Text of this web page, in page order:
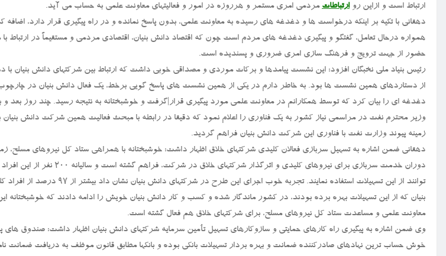
ارتباط است و ازاین روارتباطاتمردمی امری مستمر و هرروزه در امور و فعالیتهای معاونت علمی به حساب می آید.
دهقانی با تکیه بر اینکه درخواست ها و دغدغه های رسیده به معاونت علمی، بدون پاسخ نمانده و در راه پیگیری قرار دارد، اضافه
همواره درحال تعامل، گفتگو و پیگیری دغدغه های مردم است چون که اقتصاد دانش بنیان، اقتصادی مردمی و مستقیماً در ارتباط
حضور از جهت ترویج و فرهنگ سازی امری ضروری و پسندیده است.
رئیس بنیاد ملی نخبگان افزود: این نشست پیامدها و برکات موردی و مصداقی خوبی داشت که ارتباط بین شرکتهای دانش بنیان با
از دستاردهای همین نشست ها بود. به خاطر دارم در یکی از همین نشست های پاسخ گویی برخط، یک فعال دانش بنیان در
دغدغه ای را بیان کرد که توسط همکارانم در معاونت علمی مورد پیگیری قرار|گرفت و خوشبختانه به نتیجه رسید. چند روز بعد و
وزیر محترم نفت در مراسمی نیاز کشور به یک فناوری را اعلام نمود که دقیقا در رابطه با مبحث فعالیت همین شرکت دانش بنیان
زمینه پیوند وزارت نفت با فناوری این شرکت دانش بنیان فراهم گردید.
دهقانی ضمن اشاره به تسهیل سربازی فعالان کلیدی شرکتهای خلاق اظهار داشت: خوشبختانه با همراهی ستاد کل نیروهای مسلح،
دوران خدمت سربازی برای نیروهای کلیدی و اثرگذار شرکتهای خلاق
توانند از این تسهیلات استفاده نمایند. تجربه خوب اجرای این
بنیان که از این تسهیلات بهره برده بودند، در کشور ماندگار شده و کسب و کار دانش بنیان خویش را ادامه دادند که خوشبختانه
معاونت علمی و مساعدت ستاد کل نیروهای مسلح، برای شرکتهای خلاق هم فعال گشته است.
وی ضمن اشاره به پیگیری راه کارهای حمایتی و سازوکارهای تسهیل تأمین سرمایه شرکتهای دانش بنیان اظهار داشت: صندوق
خوش حساب ترین نهادهای صادرکننده ضمانت و بهره بردار تسهیلات بانکی بوده و بانکها مطابق قانون موظف به دریافت ضمانت